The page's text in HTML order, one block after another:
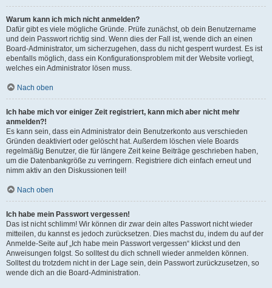
Warum kann ich mich nicht anmelden?
Dafür gibt es viele mögliche Gründe. Prüfe zunächst, ob dein Benutzername
und dein Passwort richtig sind. Wenn dies der Fall ist, wende dich an einen
Board-Administrator, um sicherzugehen, dass du nicht gesperrt wurdest. Es ist
ebenfalls möglich, dass ein Konfigurationsproblem mit der Website vorliegt,
welches ein Administrator lösen muss.
Nach oben
Ich habe mich vor einiger Zeit registriert, kann mich aber nicht mehr
anmelden?!
Es kann sein, dass ein Administrator dein Benutzerkonto aus verschieden
Gründen deaktiviert oder gelöscht hat. Außerdem löschen viele Boards
regelmäßig Benutzer, die für längere Zeit keine Beiträge geschrieben haben,
um die Datenbankgröße zu verringern. Registriere dich einfach erneut und
nimm aktiv an den Diskussionen teil!
Nach oben
Ich habe mein Passwort vergessen!
Das ist nicht schlimm! Wir können dir zwar dein altes Passwort nicht wieder
mitteilen, du kannst es jedoch zurücksetzen. Dies machst du, indem du auf der
Anmelde-Seite auf „Ich habe mein Passwort vergessen“ klickst und den
Anweisungen folgst. So solltest du dich schnell wieder anmelden können.
Solltest du trotzdem nicht in der Lage sein, dein Passwort zurückzusetzen, so
wende dich an die Board-Administration.